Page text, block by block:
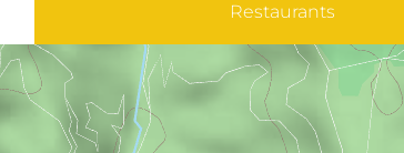
Restaurants